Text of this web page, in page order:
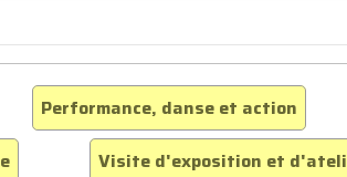
Performance, danse et action
Visite d'exposition et